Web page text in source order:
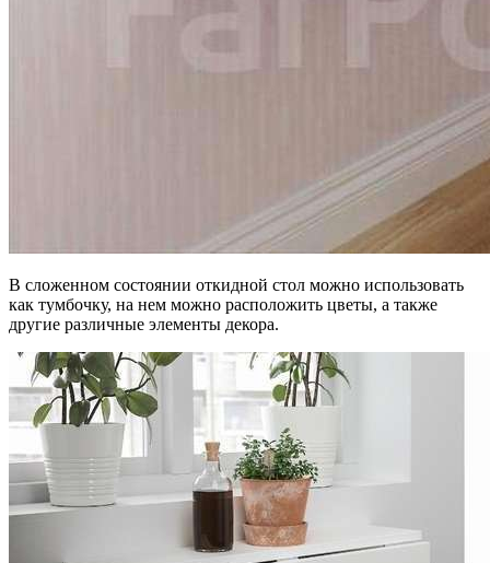
В сложенном состоянии откидной стол можно использовать
как тумбочку, на нем можно расположить цветы, а также
другие различные элементы декора.